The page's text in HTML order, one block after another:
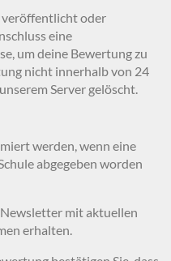
veröffentlicht oder
eine
um deine Bewertung zu
nicht innerhalb von 24
Server gelöscht.
werden, wenn eine
abgegeben worden
mit aktuellen
erhalten.